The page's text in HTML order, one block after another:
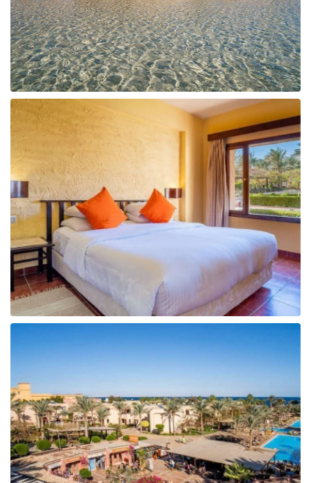
Taizeme
Turcija
Apvienotie Arābu Emirāti
Itālija
Kipra
Dominikānas Republika
Vjetnama
Tanzānija
Bulgārija
Melnkalne
Šrilanka
Tunisija
Albānija